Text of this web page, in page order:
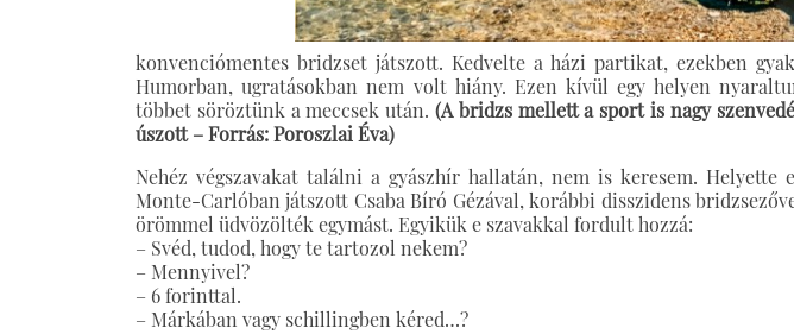
konvenciómentes bridzset játszott. Kedvelte a házi partikat, ezekben
Humorban, ugratásokban nem volt hiány. Ezen kívül egy helyen
többet söröztünk a meccsek után. (A bridzs mellett a sport is nagy
úszott – Forrás: Poroszlai Éva)
Nehéz végszavakat találni a gyászhír hallatán, nem is keresem. Helyette
Monte-Carlóban játszott Csaba Bíró Gézával, korábbi disszidens
örömmel üdvözölték egymást. Egyikük e szavakkal fordult hozzá:
– Svéd, tudod, hogy te tartozol nekem?
– Mennyivel?
– 6 forinttal.
– Márkában vagy schillingben kéred…?